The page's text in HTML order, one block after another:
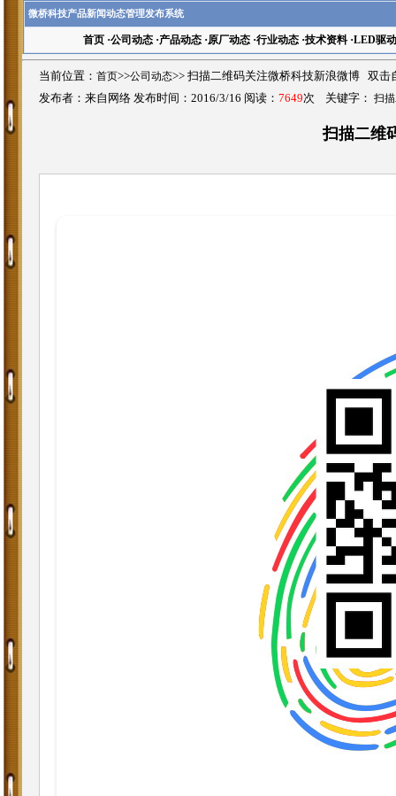
微桥科技产品新闻动态管理发布系统
首页·公司动态·产品动态·原厂动态·行业动态·技术资料·LED驱动
当前位置： 首页>>公司动态>> 扫描二维码关注微桥科技新浪微博 双击
发布者：来自网络 发布时间：2016/3/16 阅读： 7649次 关键字： 扫
扫描二维